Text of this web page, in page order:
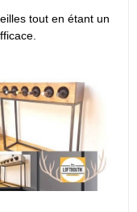
tout en étant un